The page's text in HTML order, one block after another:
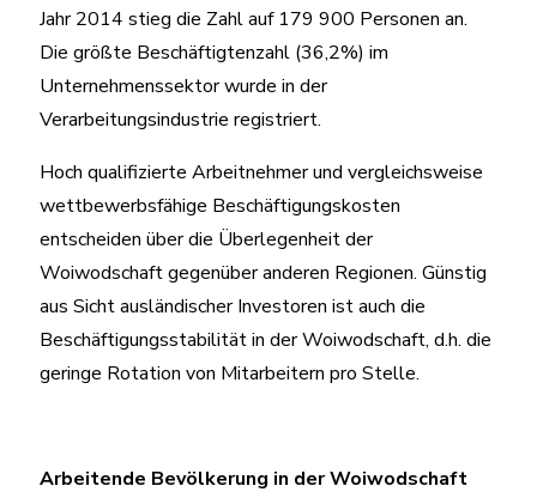
Jahr 2014 stieg die Zahl auf 179 900 Personen an.
Die größte Beschäftigtenzahl (36,2%) im
Unternehmenssektor wurde in der
Verarbeitungsindustrie registriert.
Hoch qualifizierte Arbeitnehmer und vergleichsweise
wettbewerbsfähige Beschäftigungskosten
entscheiden über die Überlegenheit der
Woiwodschaft gegenüber anderen Regionen. Günstig
aus Sicht ausländischer Investoren ist auch die
Beschäftigungsstabilität in der Woiwodschaft, d.h. die
geringe Rotation von Mitarbeitern pro Stelle.
Arbeitende Bevölkerung in der Woiwodschaft